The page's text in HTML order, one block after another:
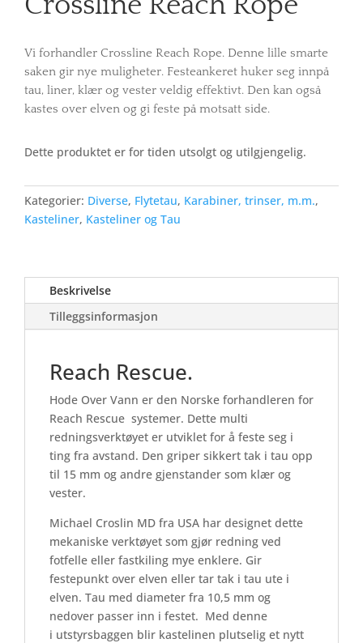
Vi forhandler Crossline Reach Rope. Denne lille smarte
saken gir nye muligheter. Festeankeret huker seg innpå
tau, liner, klær og vester veldig effektivt. Den kan også
kastes over elven og gi feste på motsatt side.
Dette produktet er for tiden utsolgt og utilgjengelig.
Kategorier: Diverse, Flytetau, Karabiner, trinser, m.m.,
Kasteliner, Kasteliner og Tau
Beskrivelse
Tilleggsinformasjon
Reach Rescue.
Hode Over Vann er den Norske forhandleren for
Reach Rescue systemer. Dette multi
redningsverktøyet er utviklet for å feste seg i
ting fra avstand. Den griper sikkert tak i tau opp
til 15 mm og andre gjenstander som klær og
vester.
Michael Croslin MD fra USA har designet dette
mekaniske verktøyet som gjør redning ved
fotfelle eller fastkiling mye enklere. Gir
festepunkt over elven eller tar tak i tau ute i
elven. Tau med diameter fra 10,5 mm og
nedover passer inn i festet. Med denne
i utstyrsbaggen blir kastelinen plutselig et nytt